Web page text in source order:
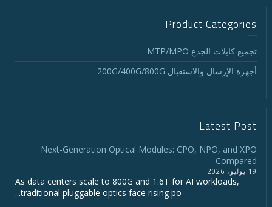
Product Categories
تجميع كابلات الجذع MTP/MPO
أجهزة الإرسال والاستقبال 200G/400G/800G
Latest Post
Next-Generation Optical Modules: CPO, NPO, and XPO
Compared
19 يوليو، 2026
As data centers scale to 800G and 1.6T for AI workloads,
traditional pluggable optics face rising po...